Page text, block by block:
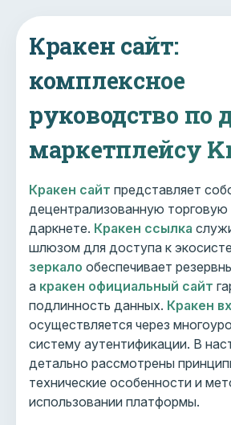
Кракен сайт:
комплексное
руководство по
маркетплейсу
Кракен сайт представляет
децентрализованную
даркнете. Кракен ссылка
шлюзом для доступа к
зеркало обеспечивает
а кракен официальный сайт
подлинность данных. Кракен
осуществляется через
систему аутентификации. В
детально рассмотрены
технические особенности и
использовании платформы.